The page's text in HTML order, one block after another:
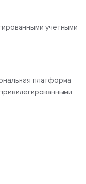
учетными
платформа